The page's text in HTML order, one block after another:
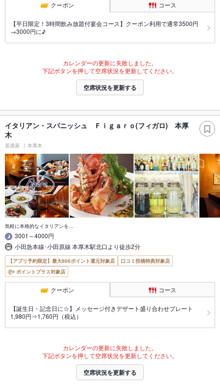
クーポン コース
【平日限定！3時間飲み放題付宴会コース】クーポン利用で通常3500円
→3000円に♪
カレンダーの更新に失敗しました。
下記ボタンを押して空席状況を更新してください。
空席状況を更新する
イタリアン・スパニッシュ Ｆｉｇａｒｏ(フィガロ) 本厚
木
居酒屋 本厚木
気軽に本格的なイタリアンを…
3001～4000円
小田急本線･小田原線 本厚木駅北口より徒歩2分
【アプリ予約限定】最大800ポイント還元対象店
口コミ投稿特典対象店
ポイントプラス対象店
クーポン コース
【誕生日・記念日に☆】メッセージ付きデザート盛り合わせプレート
1,980円⇒1,760円（税込）
カレンダーの更新に失敗しました。
下記ボタンを押して空席状況を更新してください。
空席状況を更新する